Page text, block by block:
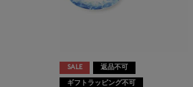
SALE 返品不可
ギフトラッピング不可